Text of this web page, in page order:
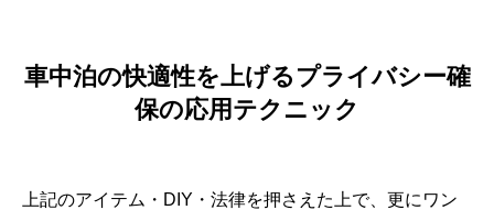
車中泊の快適性を上げるプライバシー確
保の応用テクニック
上記のアイテム・DIY・法律を押さえた上で、更にワン